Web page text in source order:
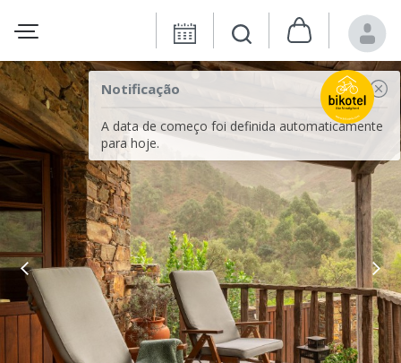
Notificação
A data de começo foi definida automaticamente
para hoje.